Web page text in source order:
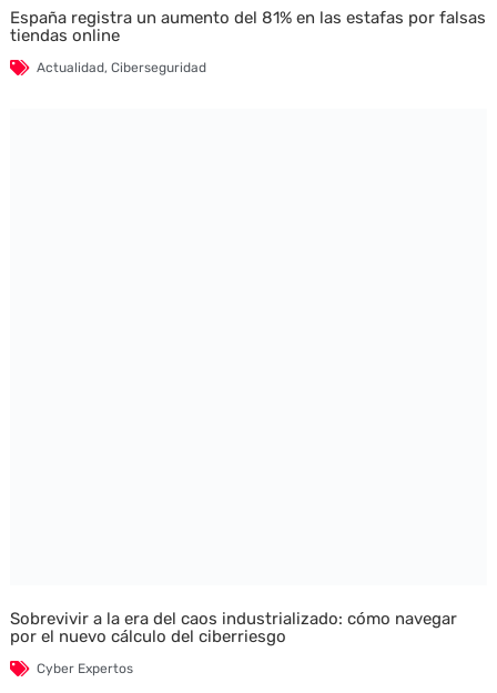
España registra un aumento del 81% en las estafas por falsas
tiendas online
Actualidad, Ciberseguridad
Sobrevivir a la era del caos industrializado: cómo navegar
por el nuevo cálculo del ciberriesgo
Cyber Expertos